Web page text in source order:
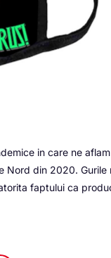
in care ne
Nord din 2020. Gurile
faptului ca